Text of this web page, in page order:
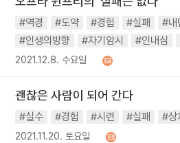
#역경 #도약 #경험 #실패 #내
#인생의방향
#자기암시 #인내심
2021.12.8. 수요일
괜찮은 사람이 되어 간다
#실수 #경험 #시련 #실패 #상
2021.11.20. 토요일